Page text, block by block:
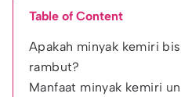
Table of Content
Apakah minyak kemiri
rambut?
Manfaat minyak kemiri